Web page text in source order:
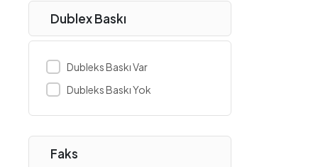
HP
Huawei
iData
Inca
Intel
Dublex Baskı
Dubleks Baskı Var
Dubleks Baskı Yok
Faks